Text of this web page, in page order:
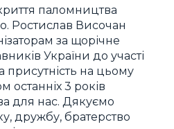
паломництва
Ростислав Височан
за щорічне
України до участі
присутність на цьому
останніх 3 років
для нас. Дякуємо
дружбу, братерство